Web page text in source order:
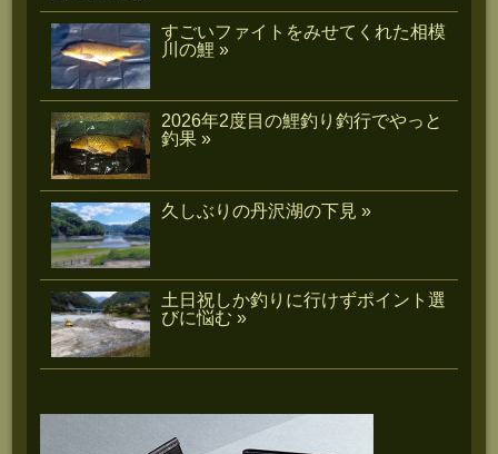
すごいファイトをみせてくれた相模
川の鯉 »
2026年2度目の鯉釣り釣行でやっと
釣果 »
久しぶりの丹沢湖の下見 »
土日祝しか釣りに行けずポイント選
びに悩む »